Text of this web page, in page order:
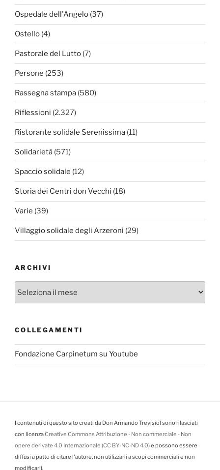
Ospedale dell'Angelo (37)
Ostello (4)
Pastorale del Lutto (7)
Persone (253)
Rassegna stampa (580)
Riflessioni (2.327)
Ristorante solidale Serenissima (11)
Solidarietà (571)
Spaccio solidale (12)
Storia dei Centri don Vecchi (18)
Varie (39)
Villaggio solidale degli Arzeroni (29)
ARCHIVI
Archivi
COLLEGAMENTI
Fondazione Carpinetum su Youtube
I contenuti di questo sito creati da Don Armando Trevisiol sono rilasciati
con licenzaCreative Commons Attribuzione - Non commerciale - Non
opere derivate 4.0 Internazionale (CC BY-NC-ND 4.0)e possono essere
diffusi a patto di citare l'autore, non utilizzarli a scopi commerciali e non
modificarli.